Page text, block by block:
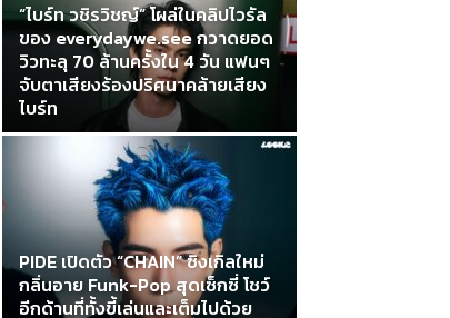
“ไบร์ท วชิรวิชญ์” โผล่ในคลิปไวรัล
ของ everydaywe.see กวาดยอด
วิวทะลุ 70 ล้านครั้งใน 4 วัน แฟนๆ
จับตาเสียงร้องปริศนาคล้ายเสียง
ไบร์ท
PIDE เปิดตัว “CHAIN” ซิงเกิลใหม่
กลิ่นอาย Funk-Pop สุดเซ็กซี่ โชว์
อีกด้านที่ทั้งขี้เล่นและเต็มไปด้วย